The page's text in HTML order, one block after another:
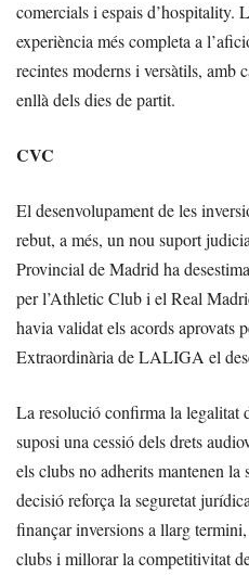
comercials i espais d’hospitality.
experiència més completa a
recintes moderns i versàtils, amb
enllà dels dies de partit.
CVC
El desenvolupament de les
rebut, a més, un nou suport
Provincial de Madrid ha
per l’Athletic Club i el Real
havia validat els acords aprovats
Extraordinària de LALIGA el
La resolució confirma la legalitat
suposi una cessió dels drets
els clubs no adherits mantenen
decisió reforça la seguretat
finançar inversions a llarg
clubs i millorar la competitivitat